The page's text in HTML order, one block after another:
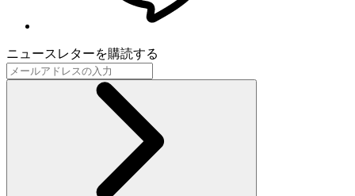
ニュースレターを購読する